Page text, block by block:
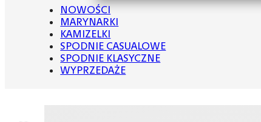
NOWOŚCI
MARYNARKI
KAMIZELKI
SPODNIE CASUALOWE
SPODNIE KLASYCZNE
WYPRZEDAŻE